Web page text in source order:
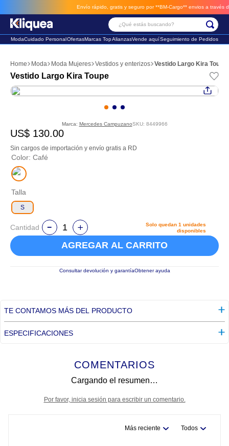
Envío rápido, gratis y seguro por **BM-Cargo** envios a través de BM-Cargo
¿Qué estás buscando?
ModaCuidado PersonalOfertasMarcas TopAlianzasVende aquíSeguimiento de Pedidos
Moda Moda Mujeres Vestidos y enterizos Vestido Largo Kira Toupe
Vestido Largo Kira Toupe
Marca: Mercedes CampuzanoSKU: 8449966
US$ 130.00
Sin cargos de importación y envío gratis a RD
Color: Café
Talla
S
Cantidad Solo quedan 1 unidades
disponibles
AGREGAR AL CARRITO
Consultar devolución y garantíaObtener ayuda
TE CONTAMOS MÁS DEL PRODUCTO
ESPECIFICACIONES
COMENTARIOS
Cargando el resumen…
Por favor, inicia sesión para escribir un comentario.
Más reciente Todos
2. sandalia